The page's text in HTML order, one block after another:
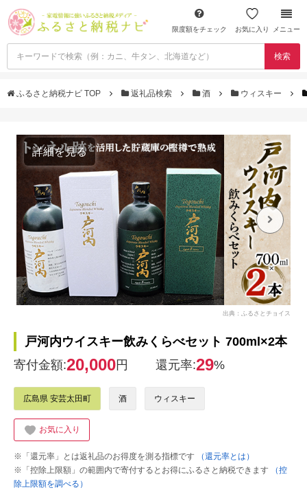
限度額をチェック お気に入り メニュー
検索
ふるさと納税ナビ TOP 返礼品検索 酒 ウィスキー
詳細を見る
出典：ふるさとチョイス
戸河内ウイスキー飲みくらべセット 700ml×2本
寄付金額:20,000円 還元率:29%
広島県 安芸太田町 酒 ウィスキー
お気に入り
※「還元率」とは返礼品のお得度を測る指標です
（還元率とは）
※「控除上限額」の範囲内で寄付するとお得にふるさと納税できます
（控
除上限額を調べる）